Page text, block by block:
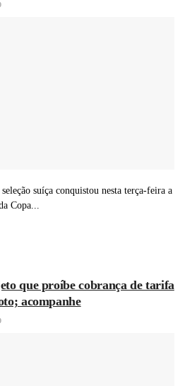
suíça conquistou nesta terça-feira a
Copa...
que proíbe cobrança de tarifa
acompanhe